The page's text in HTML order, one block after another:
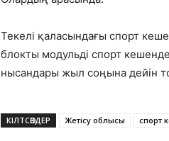
Текелі қаласындағы спорт
блокты модульді спорт
нысандары жыл соңына дейін
КІЛТСӨЗДЕР Жетісу облысы спорт